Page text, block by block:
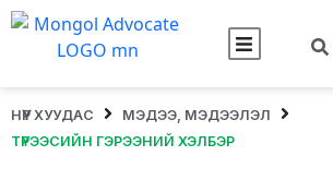
НҮҮР ХУУДАС
МЭДЭЭ, МЭДЭЭЛЭЛ
ТҮРЭЭСИЙН ГЭРЭЭНИЙ ХЭЛБЭР